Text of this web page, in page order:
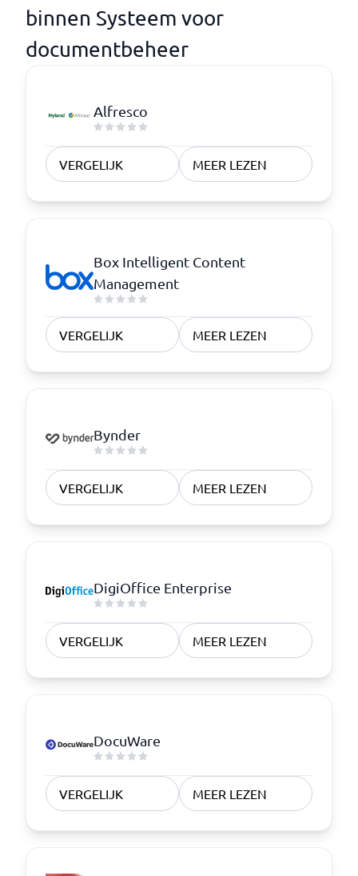
binnen Systeem voor
documentbeheer
Alfresco
VERGELIJK MEER LEZEN
Box Intelligent Content
Management
VERGELIJK MEER LEZEN
Bynder
VERGELIJK MEER LEZEN
DigiOffice Enterprise
VERGELIJK MEER LEZEN
DocuWare
VERGELIJK MEER LEZEN